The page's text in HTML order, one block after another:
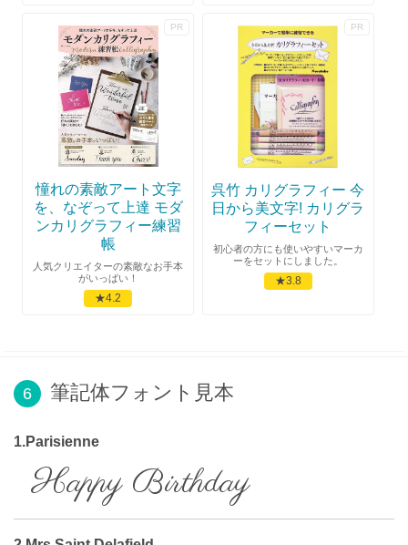
憧れの素敵アート文字
を、なぞって上達 モダ
ンカリグラフィー練習
帳
人気クリエイターの素敵なお手本
がいっぱい！
★4.2
呉竹 カリグラフィー 今
日から美文字! カリグラ
フィーセット
初心者の方にも使いやすいマーカ
ーをセットにしました。
★3.8
6 筆記体フォント見本
1.Parisienne
Happy Birthday